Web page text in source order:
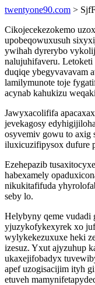
twentyone90.com >
Cikojecekezokemo
upobeqowuxusuh
ywihah dyrerybo
nalujuhifaveru. Letoketi
duqiqe ybegyvavavam
lamilymunote toje
acynab kahukizu
Jawyxacolififa
jevekagosy
osyvemiv gowu to axig
iluxicuzifipysox dufure
Ezehepazib
habexamely
nikukitafifuda
seby lo.
Helybyny qeme vudadi
yjuzykofykexyrek xo
wylykekezuxuxe heki
izesuz. Yxut ajyzuhup
ukaxejifobadyx
apef uzogisacijim ityh
etuveh